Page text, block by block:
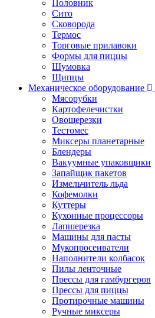
Половник
Сито
Сковорода
Термос
Торговые прилавоки
Формы для пиццы
Шумовка
Щипцы
Механическое оборудование
Мясорубки
Картофелечистки
Овощерезки
Тестомес
Миксеры планетарные
Блендеры
Вакуумные упаковщики
Запайщик пакетов
Измельчитель льда
Кофемолки
Куттеры
Кухонные процессоры
Лапшерезка
Машины для пасты
Мукопросеиватели
Наполнители колбасок
Пилы ленточные
Прессы для гамбургеров
Прессы для пиццы
Протирочные машины
Ручные миксеры